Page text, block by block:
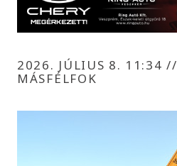
2026. JÚLIUS 8. 11:34//
MÁSFÉLFOK